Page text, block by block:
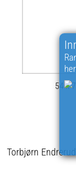
54 x
her
Torbjørn